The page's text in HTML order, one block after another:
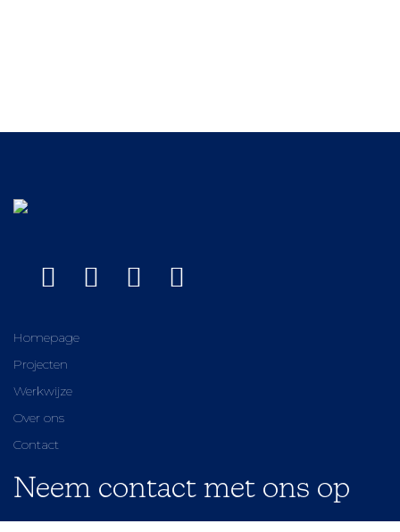
Homepage
Projecten
Werkwijze
Over ons
Contact
Neem contact met ons op
0541 680 797